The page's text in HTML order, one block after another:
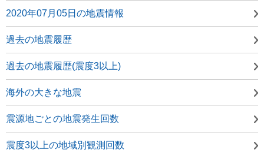
2020年07月05日の地震情報
過去の地震履歴
過去の地震履歴(震度3以上)
海外の大きな地震
震源地ごとの地震発生回数
震度3以上の地域別観測回数